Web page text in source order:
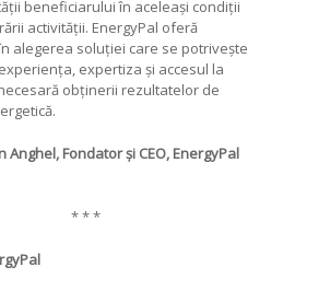
beneficiarului în aceleași condiții
activității. EnergyPal oferă
alegerea soluției care se potrivește
expertiza și accesul la
obținerii rezultatelor de
Anghel, Fondator și CEO, EnergyPal
* * *